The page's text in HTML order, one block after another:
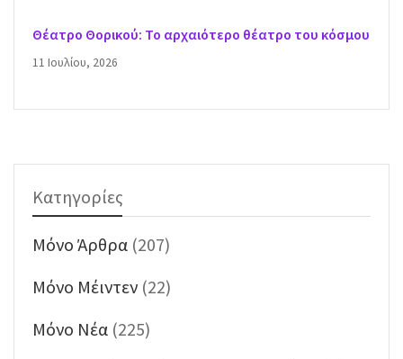
Θέατρο Θορικού: Το αρχαιότερο θέατρο του κόσμου
11 Ιουλίου, 2026
Κατηγορίες
Mόνο Άρθρα (207)
Mόνο Μέιντεν (22)
Mόνο Νέα (225)